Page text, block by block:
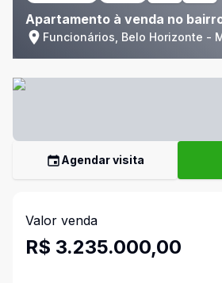
Apartamento à venda no
Funcionários, Belo Horizonte -
Agendar visita
Valor venda
R$ 3.235.000,00